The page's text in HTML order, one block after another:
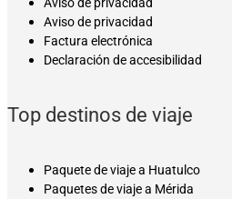
Aviso de privacidad
Aviso de privacidad
Factura electrónica
Declaración de accesibilidad
Top destinos de viaje
Paquete de viaje a Huatulco
Paquetes de viaje a Mérida